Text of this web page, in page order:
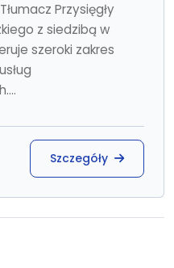
Przysięgły
z siedzibą w
szeroki zakres
Szczegóły